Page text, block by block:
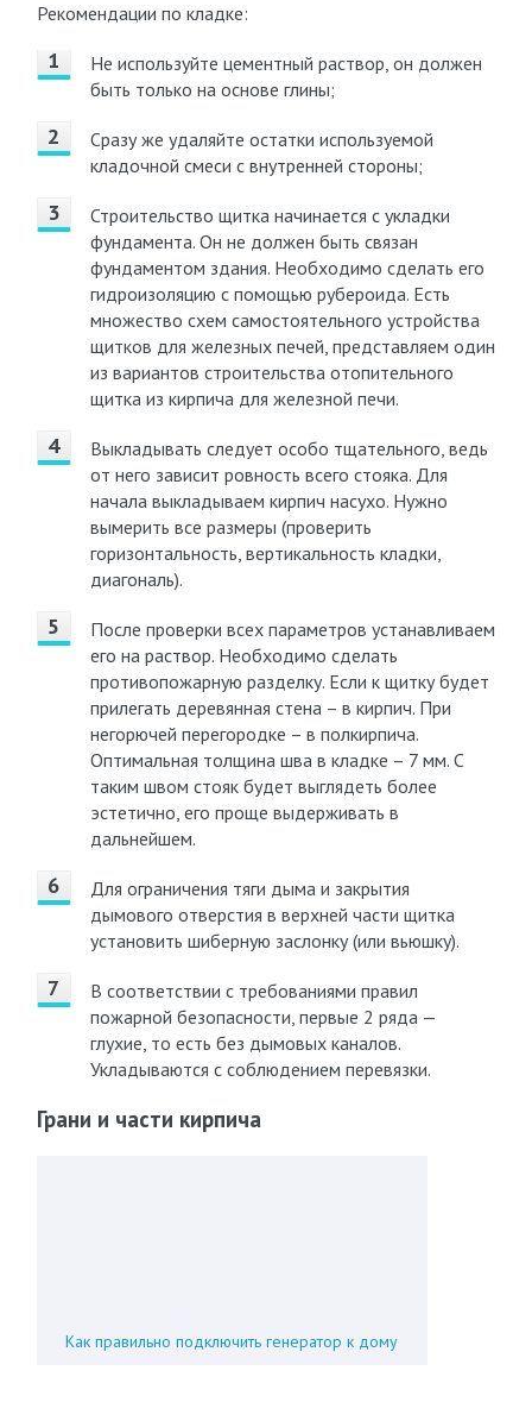
Рекомендации по кладке:
Не используйте цементный раствор, он должен
быть только на основе глины;
Сразу же удаляйте остатки используемой
кладочной смеси с внутренней стороны;
Строительство щитка начинается с укладки
фундамента. Он не должен быть связан
фундаментом здания. Необходимо сделать его
гидроизоляцию с помощью рубероида. Есть
множество схем самостоятельного устройства
щитков для железных печей, представляем один
из вариантов строительства отопительного
щитка из кирпича для железной печи.
Выкладывать следует особо тщательного, ведь
от него зависит ровность всего стояка. Для
начала выкладываем кирпич насухо. Нужно
вымерить все размеры (проверить
горизонтальность, вертикальность кладки,
диагональ).
После проверки всех параметров устанавливаем
его на раствор. Необходимо сделать
противопожарную разделку. Если к щитку будет
прилегать деревянная стена – в кирпич. При
негорючей перегородке – в полкирпича.
Оптимальная толщина шва в кладке – 7 мм. С
таким швом стояк будет выглядеть более
эстетично, его проще выдерживать в
дальнейшем.
Для ограничения тяги дыма и закрытия
дымового отверстия в верхней части щитка
установить шиберную заслонку (или вьюшку).
В соответствии с требованиями правил
пожарной безопасности, первые 2 ряда —
глухие, то есть без дымовых каналов.
Укладываются с соблюдением перевязки.
Грани и части кирпича
Как правильно подключить генератор к дому